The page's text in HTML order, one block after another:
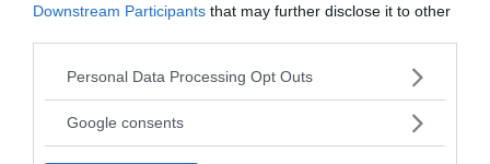
Downstream Participants that may further disclose it to other
Please note that this website/app uses one or more Google
not limited to your visit or usage behaviour. You may click to
Personal Data Processing Opt Outs
Google consents
(alla grand...
PSICOLOGIA